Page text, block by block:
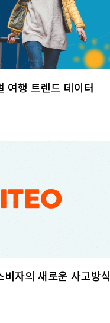
여행 트렌드 데이터
자의 새로운 사고방식